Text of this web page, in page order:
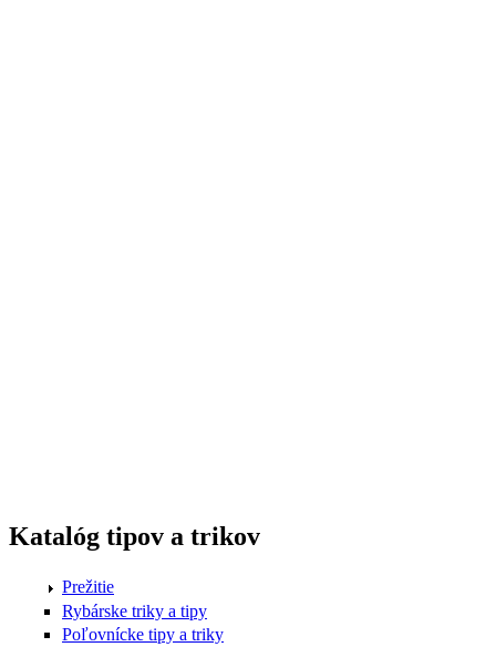
Katalóg tipov a trikov
Prežitie
Rybárske triky a tipy
Poľovnícke tipy a triky